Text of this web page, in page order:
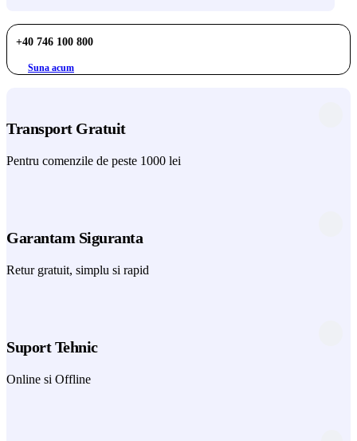
+40 746 100 800
Suna acum
Transport Gratuit
Pentru comenzile de peste 1000 lei
Garantam Siguranta
Retur gratuit, simplu si rapid
Suport Tehnic
Online si Offline